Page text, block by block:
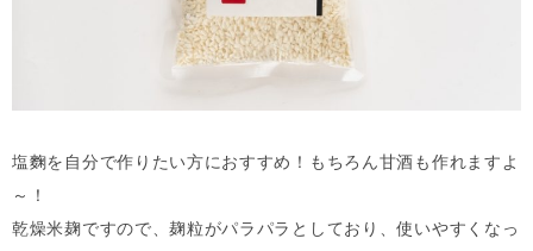
塩麴を自分で作りたい方におすすめ！もちろん甘酒も作れますよ
～！
乾燥米麹ですので、麹粒がパラパラとしており、使いやすくなっ